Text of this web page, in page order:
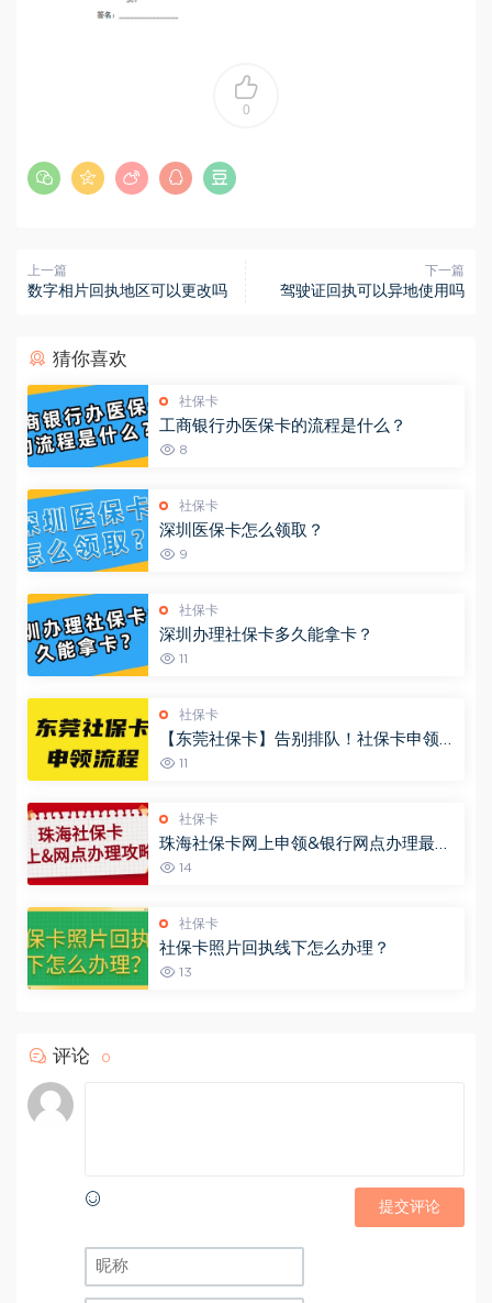
0
上一篇
数字相片回执地区可以更改吗
下一篇
驾驶证回执可以异地使用吗
猜你喜欢
社保卡
工商银行办医保卡的流程是什么？
8
社保卡
深圳医保卡怎么领取？
9
社保卡
深圳办理社保卡多久能拿卡？
11
社保卡
【东莞社保卡】告别排队！社保卡申领、
补换，手机上全搞定（附全流程）
11
社保卡
珠海社保卡网上申领&银行网点办理最全
指南
14
社保卡
社保卡照片回执线下怎么办理？
13
评论 0
提交评论